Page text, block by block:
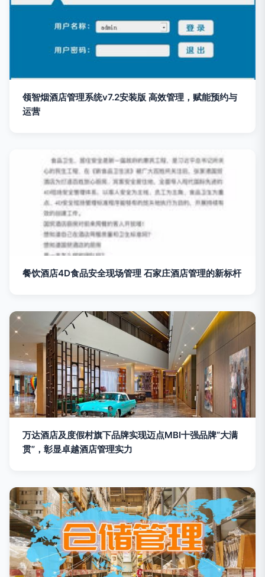
领智烟酒店管理系统v7.2安装版 高效管理，赋能预约与
运营
餐饮酒店4D食品安全现场管理 石家庄酒店管理的新标杆
万达酒店及度假村旗下品牌实现迈点MBI十强品牌“大满
贯”，彰显卓越酒店管理实力